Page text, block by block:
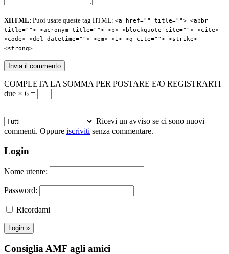
XHTML: Puoi usare queste tag HTML: <a href="" title=""> <abbr
title=""> <acronym title=""> <b> <blockquote cite=""> <cite>
<code> <del datetime=""> <em> <i> <q cite=""> <strike>
<strong>
COMPLETA LA SOMMA PER POSTARE E/O REGISTRARTI
due × 6 =
Ricevi un avviso se ci sono nuovi
commenti. Oppure iscriviti senza commentare.
Login
Nome utente:
Password:
Ricordami
Consiglia AMF agli amici